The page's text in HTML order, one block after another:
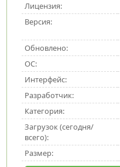
Лицензия:
Версия:
Обновлено:
ОС:
Интерфейс:
Разработчик:
Категория:
Загрузок (сегодня/
всего):
Размер: